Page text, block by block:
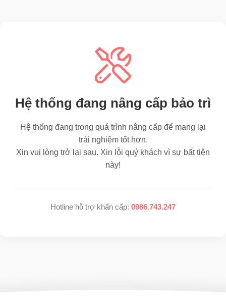
Hệ thống đang nâng cấp bảo trì
Hệ thống đang trong quá trình nâng cấp để mang lại
trải nghiệm tốt hơn.
Xin vui lòng trở lại sau. Xin lỗi quý khách vì sự bất tiện
này!
Hotline hỗ trợ khẩn cấp: 0986.743.247